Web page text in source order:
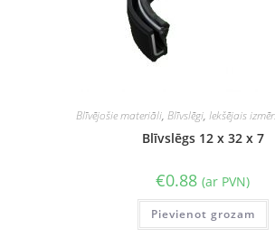
Blīvējošie materiāli, Blīvslēgi, Iekšējais
Blīvslēgs 12 x 32 x 7
€0.88 (ar PVN)
Pievienot grozam